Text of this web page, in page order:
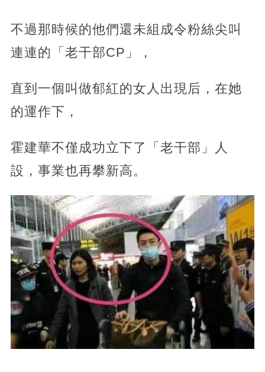
不過那時候的他們還未組成令粉絲尖叫
連連的「老干部CP」，
直到一個叫做郁紅的女人出現后，在她
的運作下，
霍建華不僅成功立下了「老干部」人
設，事業也再攀新高。